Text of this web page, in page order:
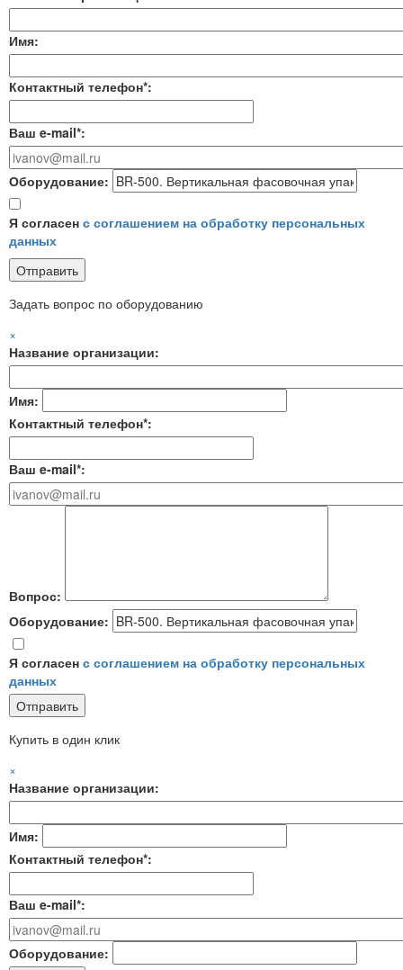
Имя:
Контактный телефон*:
Ваш e-mail*:
Оборудование:
Я согласен с соглашением на обработку персональных
данных
Задать вопрос по оборудованию
×
Название организации:
Имя:
Контактный телефон*:
Ваш e-mail*:
Вопрос:
Оборудование:
Я согласен с соглашением на обработку персональных
данных
Купить в один клик
×
Название организации:
Имя:
Контактный телефон*:
Ваш e-mail*:
Оборудование: